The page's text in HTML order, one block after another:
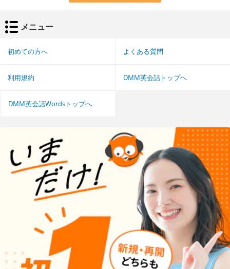
メニュー
初めての方へ よくある質問
利用規約 DMM英会話トップへ
DMM英会話Wordsトップへ